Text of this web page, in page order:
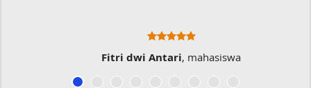
Fitri dwi Antari, mahasiswa